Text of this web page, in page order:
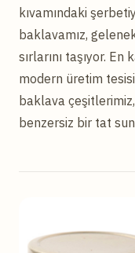
kıvamındaki
baklavamız,
sırlarını taşıyor.
modern üretim
baklava
benzersiz bir tat